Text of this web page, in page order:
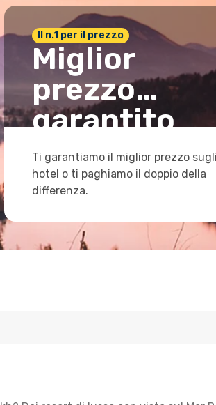
Il n.1 per il prezzo
Miglior
prezzo
garantito
Ti garantiamo il miglior prezzo sugli
hotel o ti paghiamo il doppio della
differenza.